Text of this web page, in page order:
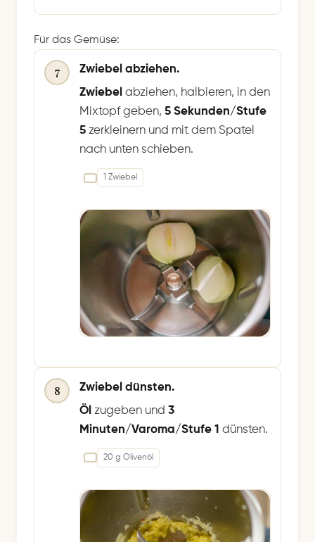
Für das Gemüse:
7
Zwiebel abziehen.
Zwiebel abziehen, halbieren, in den
Mixtopf geben, 5 Sekunden/Stufe
5 zerkleinern und mit dem Spatel
nach unten schieben.
1 Zwiebel
8
Zwiebel dünsten.
Öl zugeben und 3
Minuten/Varoma/Stufe 1 dünsten.
20 g Olivenöl